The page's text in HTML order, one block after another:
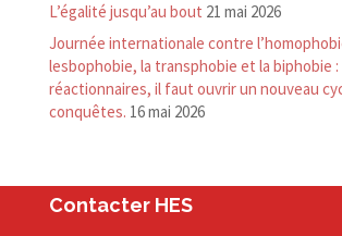
L’égalité jusqu’au bout 21 mai 2026
Journée internationale contre
lesbophobie, la transphobie et la biphobie :
réactionnaires, il faut ouvrir un nouveau
conquêtes. 16 mai 2026
Contacter HES